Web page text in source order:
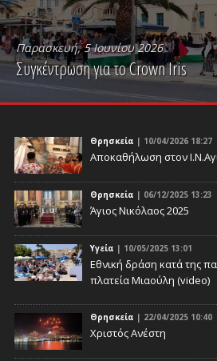
Παρασκευή, 5 Ιουνίου 2026
Συγκέντρωση για το Crown Iris
PLAY VIDEO
Θρησκεία | 10/04/2026 18:27
Αποκαθήλωση στον
Θρησκεία | 06/12/2025 13:23
Άγιος Νικόλαος 2025
Υγεία | 10/05/2025 13:01
Eθνική δράση κατά της
πλατεία Μιαούλη (video)
Θρησκεία | 22/04/2025 10:40
Χριστός Ανέστη